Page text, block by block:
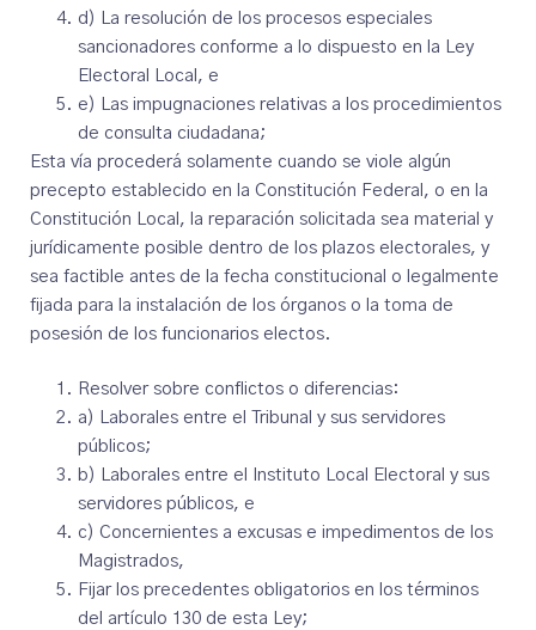
d) La resolución de los procesos especiales
sancionadores conforme a lo dispuesto en la Ley
Electoral Local, e
e) Las impugnaciones relativas a los procedimientos
de consulta ciudadana;
Esta vía procederá solamente cuando se viole algún
precepto establecido en la Constitución Federal, o en la
Constitución Local, la reparación solicitada sea material y
jurídicamente posible dentro de los plazos electorales, y
sea factible antes de la fecha constitucional o legalmente
fijada para la instalación de los órganos o la toma de
posesión de los funcionarios electos.
Resolver sobre conflictos o diferencias:
a) Laborales entre el Tribunal y sus servidores
públicos;
b) Laborales entre el Instituto Local Electoral y sus
servidores públicos, e
c) Concernientes a excusas e impedimentos de los
Magistrados,
Fijar los precedentes obligatorios en los términos
del artículo 130 de esta Ley;